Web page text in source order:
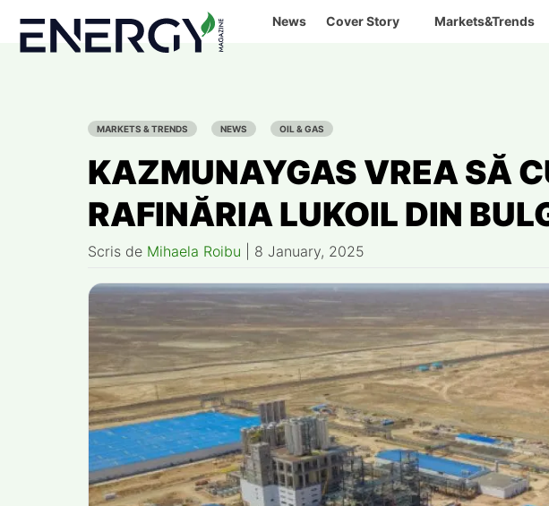
content
News Cover Story Markets&Trends
MARKETS & TRENDS NEWS OIL & GAS
KAZMUNAYGAS VREA SĂ
RAFINĂRIA LUKOIL DIN
Scris de Mihaela Roibu 8 January, 2025